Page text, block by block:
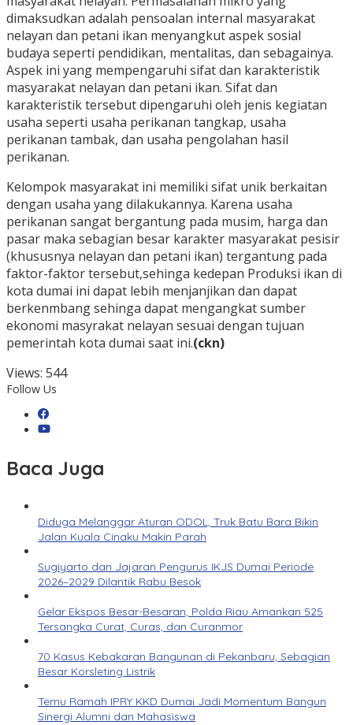
dimaksudkan adalah pensoalan internal masyarakat
nelayan dan petani ikan menyangkut aspek sosial
budaya seperti pendidikan, mentalitas, dan sebagainya.
Aspek ini yang mempengaruhi sifat dan karakteristik
masyarakat nelayan dan petani ikan. Sifat dan
karakteristik tersebut dipengaruhi oleh jenis kegiatan
usaha seperti usaha perikanan tangkap, usaha
perikanan tambak, dan usaha pengolahan hasil
perikanan.
Kelompok masyarakat ini memiliki sifat unik berkaitan
dengan usaha yang dilakukannya. Karena usaha
perikanan sangat bergantung pada musim, harga dan
pasar maka sebagian besar karakter masyarakat pesisir
(khususnya nelayan dan petani ikan) tergantung pada
faktor-faktor tersebut,sehinga kedepan Produksi ikan di
kota dumai ini dapat lebih menjanjikan dan dapat
berkenmbang sehinga dapat mengangkat sumber
ekonomi masyrakat nelayan sesuai dengan tujuan
pemerintah kota dumai saat ini.(ckn)
Views: 544
Follow Us
Baca Juga
Diduga Melanggar Aturan ODOL, Truk Batu Bara Bikin
Jalan Kuala Cinaku Makin Parah
Sugiyarto dan Jajaran Pengurus IKJS Dumai Periode
2026–2029 Dilantik Rabu Besok
Gelar Ekspos Besar-Besaran, Polda Riau Amankan 525
Tersangka Curat, Curas, dan Curanmor
70 Kasus Kebakaran Bangunan di Pekanbaru, Sebagian
Besar Korsleting Listrik
Temu Ramah IPRY KKD Dumai Jadi Momentum Bangun
Sinergi Alumni dan Mahasiswa